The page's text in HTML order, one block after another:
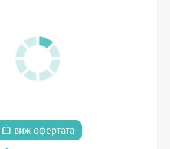
виж офертата